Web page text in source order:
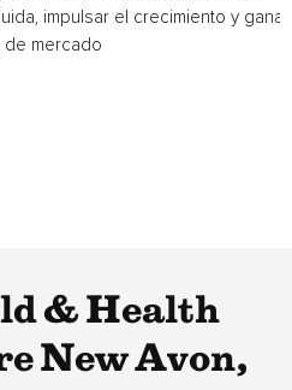
impulsar el crecimiento y ganar
de mercado
& Health
New Avon,